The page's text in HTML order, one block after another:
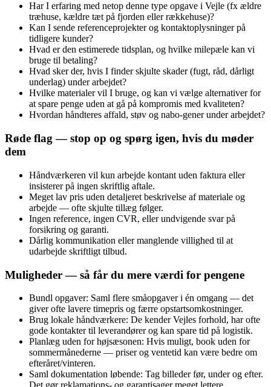
Har I erfaring med netop denne type opgave i Vejle (fx ældre
træhuse, kældre tæt på fjorden eller rækkehuse)?
Kan I sende referenceprojekter og kontaktoplysninger på
tidligere kunder?
Hvad er den estimerede tidsplan, og hvilke milepæle kan vi
bruge til betaling?
Hvad sker der, hvis I finder skjulte skader (fugt, råd, dårligt
underlag) under arbejdet?
Hvilke materialer vil I bruge, og kan vi vælge alternativer for
at spare penge uden at gå på kompromis med kvaliteten?
Hvordan håndteres affald, støv og nabo‑gener under arbejdet?
Røde flag — stop op og spørg igen, hvis du møder
dem
Håndværkeren vil kun arbejde kontant uden faktura eller
insisterer på ingen skriftlig aftale.
Meget lav pris uden detaljeret beskrivelse af materiale og
arbejde — ofte skjulte tillæg følger.
Ingen reference, ingen CVR, eller undvigende svar på
forsikring og garanti.
Dårlig kommunikation eller manglende villighed til at
udarbejde skriftligt tilbud.
Muligheder — så får du mere værdi for pengene
Bundl opgaver: Saml flere småopgaver i én omgang — det
giver ofte lavere timepris og færre opstartsomkostninger.
Brug lokale håndværkere: De kender Vejles forhold, har ofte
gode kontakter til leverandører og kan spare tid på logistik.
Planlæg uden for højsæsonen: Hvis muligt, book uden for
sommermånederne — priser og ventetid kan være bedre om
efteråret/vinteren.
Saml dokumentation løbende: Tag billeder før, under og efter.